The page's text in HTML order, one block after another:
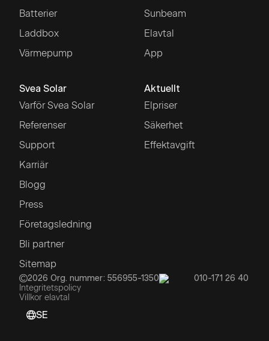
Batterier
Laddbox
Värmepump
Sunbeam
Elavtal
App
Svea Solar
Varför Svea Solar
Referenser
Support
Karriär
Blogg
Press
Företagsledning
Bli partner
Sitemap
Aktuellt
Elpriser
Säkerhet
Effektavgift
2026 Org. nummer: 556955-1350 010-171 26 40
Integritetspolicy
Villkor elavtal
SE